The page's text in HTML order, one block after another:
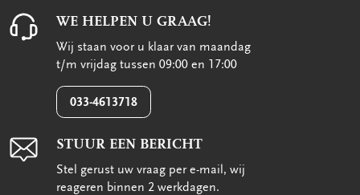
WE HELPEN U GRAAG!
Wij staan voor u klaar van maandag
t/m vrijdag tussen 09:00 en 17:00
033-4613718
STUUR EEN BERICHT
Stel gerust uw vraag per e-mail, wij
reageren binnen 2 werkdagen.